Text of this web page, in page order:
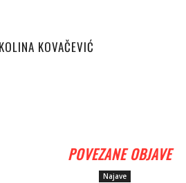
KOVAČEVIĆ
POVEZANE OBJAVE
Najave